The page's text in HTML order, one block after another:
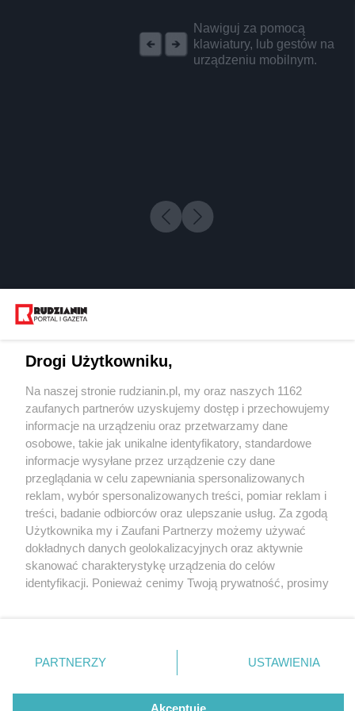
Nawiguj za pomocą
klawiatury, lub gestów na
urządzeniu mobilnym.
4 / 0
Wydawca mediów
Nie zapomnij
zapoznać się z:
polityką prywatności regulamin korzystania z portali
Twojemiasto
Piekary Śląskie
Chorzów
Tarnowskie Góry
Gliwice
Skontakuj sięz nami
Kontakt
Wydawca
Redakcja
Drogi Użytkowniku,
Na naszej stronie rudzianin.pl, my oraz naszych 1162
zaufanych partnerów uzyskujemy dostęp i przechowujemy
informacje na urządzeniu oraz przetwarzamy dane
osobowe, takie jak unikalne identyfikatory, standardowe
informacje wysyłane przez urządzenie czy dane
przeglądania w celu zapewniania spersonalizowanych
reklam, wybór spersonalizowanych treści, pomiar reklam i
treści, badanie odbiorców oraz ulepszanie usług. Za zgodą
Użytkownika my i Zaufani Partnerzy możemy używać
dokładnych danych geolokalizacyjnych oraz aktywnie
skanować charakterystykę urządzenia do celów
identyfikacji. Ponieważ cenimy Twoją prywatność, prosimy
prywatności znajdujący się w lewym dolnym rogu strony
. Niektóre rodzaje przetwarzania danych nie wymagają
zgody użytkownika, ale masz prawo sprzeciwić się
takiemu przetwarzaniu. Preferencje będą miały
PARTNERZY USTAWIENIA
Akceptuję